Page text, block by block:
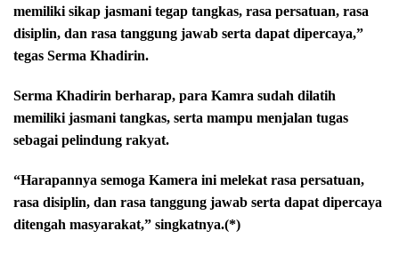
memiliki sikap jasmani tegap tangkas, rasa persatuan, rasa
disiplin, dan rasa tanggung jawab serta dapat dipercaya,”
tegas Serma Khadirin.
Serma Khadirin berharap, para Kamra sudah dilatih
memiliki jasmani tangkas, serta mampu menjalan tugas
sebagai pelindung rakyat.
“Harapannya semoga Kamera ini melekat rasa persatuan,
rasa disiplin, dan rasa tanggung jawab serta dapat dipercaya
ditengah masyarakat,” singkatnya.(*)